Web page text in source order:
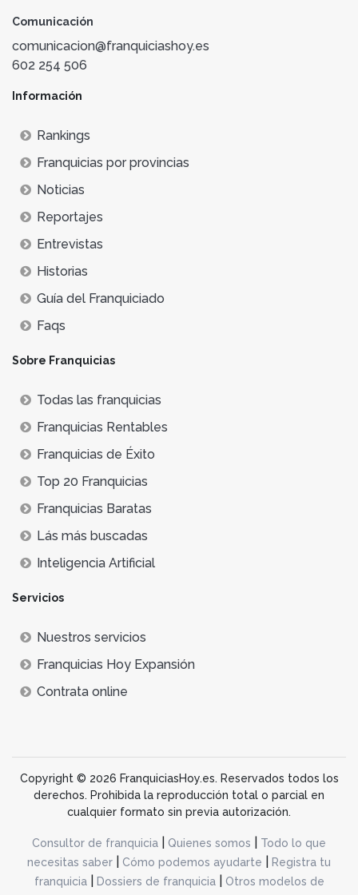
Comunicación
comunicacion@franquiciashoy.es
602 254 506
Información
Rankings
Franquicias por provincias
Noticias
Reportajes
Entrevistas
Historias
Guía del Franquiciado
Faqs
Sobre Franquicias
Todas las franquicias
Franquicias Rentables
Franquicias de Éxito
Top 20 Franquicias
Franquicias Baratas
Lás más buscadas
Inteligencia Artificial
Servicios
Nuestros servicios
Franquicias Hoy Expansión
Contrata online
Copyright © 2026 FranquiciasHoy.es. Reservados todos los
derechos. Prohibida la reproducción total o parcial en
cualquier formato sin previa autorización.
Consultor de franquicia Quienes somos
Todo lo que
necesitas saber
Cómo podemos ayudarte
Registra tu
franquicia| Dossiers de franquicia|
Otros modelos de